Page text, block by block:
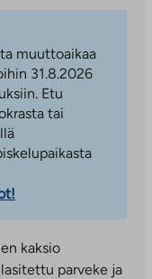
muuttoaikaa
31.8.2026
Etu
tai
kaksio
parveke ja